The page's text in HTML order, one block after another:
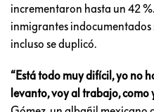
incrementaron hasta un 42
inmigrantes indocumentados
incluso se duplicó.
“Está todo muy difícil, yo no
levanto, voy al trabajo, como